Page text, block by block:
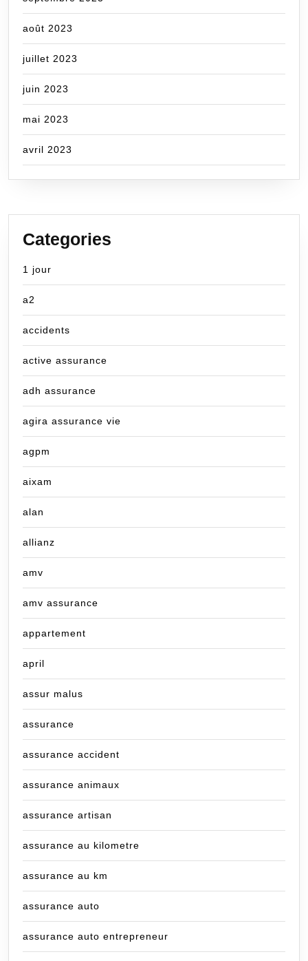
août 2023
juillet 2023
juin 2023
mai 2023
avril 2023
Categories
1 jour
a2
accidents
active assurance
adh assurance
agira assurance vie
agpm
aixam
alan
allianz
amv
amv assurance
appartement
april
assur malus
assurance
assurance accident
assurance animaux
assurance artisan
assurance au kilometre
assurance au km
assurance auto
assurance auto entrepreneur